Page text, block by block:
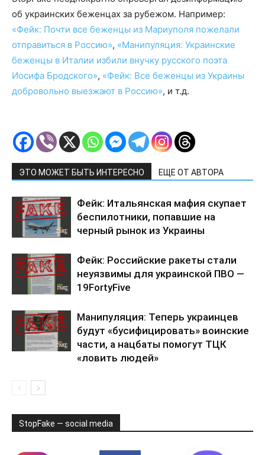
об украинских беженцах за рубежом. Например:
«Фейк: Почти все беженцы из Мариуполя пожелали
отправиться в Россию», «Манипуляция: Украинские
беженцы в Италии избили внучку русского поэта
Иосифа Бродского», «Фейк: Все беженцы из Украины
добровольно выезжают в Россию», и т.д.
ЭТО МОЖЕТ БЫТЬ ИНТЕРЕСНО ЕЩЕ ОТ АВТОРА
Фейк: Итальянская мафия скупает
беспилотники, попавшие на
черный рынок из Украины
Фейк: Российские ракеты стали
неуязвимы для украинской ПВО —
19FortyFive
Манипуляция: Теперь украинцев
будут «бусифицировать» воинские
части, а нацбаты помогут ТЦК
«ловить людей»
StopFake — social media